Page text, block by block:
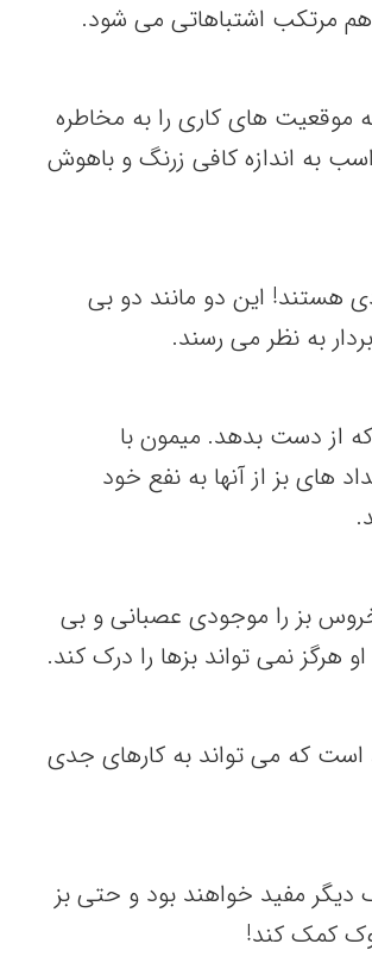
هم مرتکب اشتباهاتی می شود.
موقعیت های کاری را به مخاطره
اسب به اندازه کافی زرنگ و باهوش
هستند! این دو مانند دو بی
به نظر می رسند.
از دست بدهد. میمون با
های بز از آنها به نفع خود
بز را موجودی عصبانی و بی
هرگز نمی تواند بزها را درک کند.
که می تواند به کارهای جدی
دیگر مفید خواهند بود و حتی بز
کمک کند!